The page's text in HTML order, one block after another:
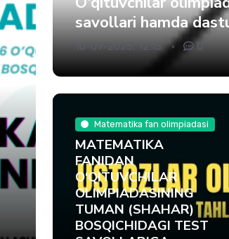
savollari hamda
10-09-2025, 12:15 0
Matematika fan olimpiadasi
MATEMATIKA
FANIDAN
O‘QITUVCHILAR
OLIMPIADASINING
TUMAN (SHAHAR)
BOSQICHIDAGI TEST